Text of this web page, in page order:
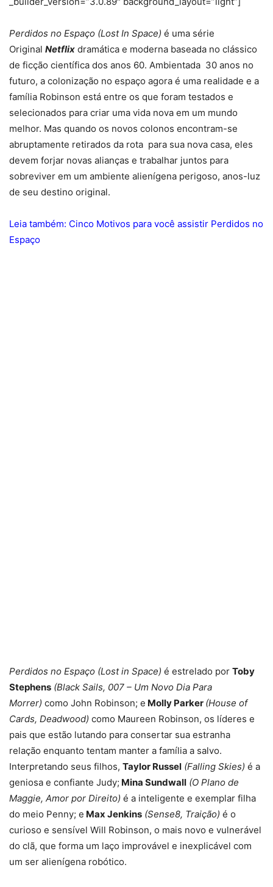
Perdidos no Espaço (Lost In Space) é uma série
Original Netflix dramática e moderna baseada no clássico
de ficção científica dos anos 60. Ambientada 30 anos no
futuro, a colonização no espaço agora é uma realidade e a
família Robinson está entre os que foram testados e
selecionados para criar uma vida nova em um mundo
melhor. Mas quando os novos colonos encontram-se
abruptamente retirados da rota para sua nova casa, eles
devem forjar novas alianças e trabalhar juntos para
sobreviver em um ambiente alienígena perigoso, anos-luz
de seu destino original.
Leia também: Cinco Motivos para você assistir Perdidos no
Espaço
Perdidos no Espaço (Lost in Space) é estrelado por Toby
Stephens (Black Sails, 007 – Um Novo Dia Para
Morrer) como John Robinson; e Molly Parker (House of
Cards, Deadwood) como Maureen Robinson, os líderes e
pais que estão lutando para consertar sua estranha
relação enquanto tentam manter a família a salvo.
Interpretando seus filhos, Taylor Russel (Falling Skies) é a
geniosa e confiante Judy; Mina Sundwall (O Plano de
Maggie, Amor por Direito) é a inteligente e exemplar filha
do meio Penny; e Max Jenkins (Sense8, Traição) é o
curioso e sensível Will Robinson, o mais novo e vulnerável
do clã, que forma um laço improvável e inexplicável com
um ser alienígena robótico.